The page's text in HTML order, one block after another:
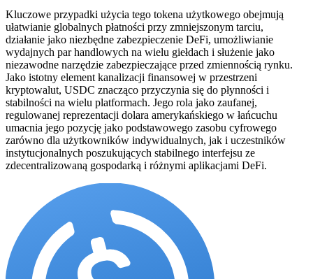
Kluczowe przypadki użycia tego tokena użytkowego obejmują
ułatwianie globalnych płatności przy zmniejszonym tarciu,
działanie jako niezbędne zabezpieczenie DeFi, umożliwianie
wydajnych par handlowych na wielu giełdach i służenie jako
niezawodne narzędzie zabezpieczające przed zmiennością rynku.
Jako istotny element kanalizacji finansowej w przestrzeni
kryptowalut, USDC znacząco przyczynia się do płynności i
stabilności na wielu platformach. Jego rola jako zaufanej,
regulowanej reprezentacji dolara amerykańskiego w łańcuchu
umacnia jego pozycję jako podstawowego zasobu cyfrowego
zarówno dla użytkowników indywidualnych, jak i uczestników
instytucjonalnych poszukujących stabilnego interfejsu ze
zdecentralizowaną gospodarką i różnymi aplikacjami DeFi.